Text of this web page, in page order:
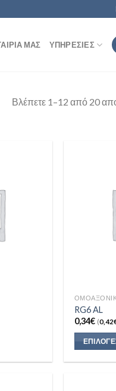
ΜΑΣ ΥΠΗΡΕΣΊΕΣ
Βλέπετε 1–12 από 20
RG6 AL
0,34€ (0,42